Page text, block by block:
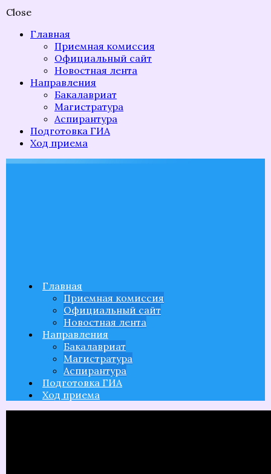
Close
Главная
Приемная комиссия
Официальный сайт
Новостная лента
Направления
Бакалавриат
Магистратура
Аспирантура
Подготовка ГИА
Ход приема
Приемная комиссия ЯГПУ им. К.Д.
Ушинского
поступающим
Главная
Приемная комиссия
Официальный сайт
Новостная лента
Направления
Бакалавриат
Магистратура
Аспирантура
Подготовка ГИА
Ход приема